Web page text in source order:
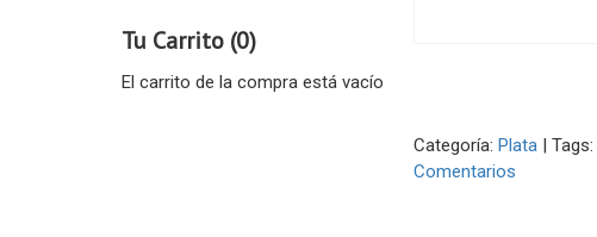
Tu Carrito (0)
El carrito de la compra está vacío
Categoría: Plata| Tags:
Comentarios